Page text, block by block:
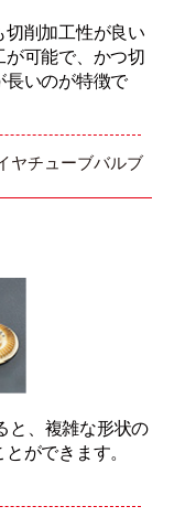
削加工性が良い
可能で、かつ切
長いのが特徴で
ヤチューブバルブ
、複雑な形状の
ができます。